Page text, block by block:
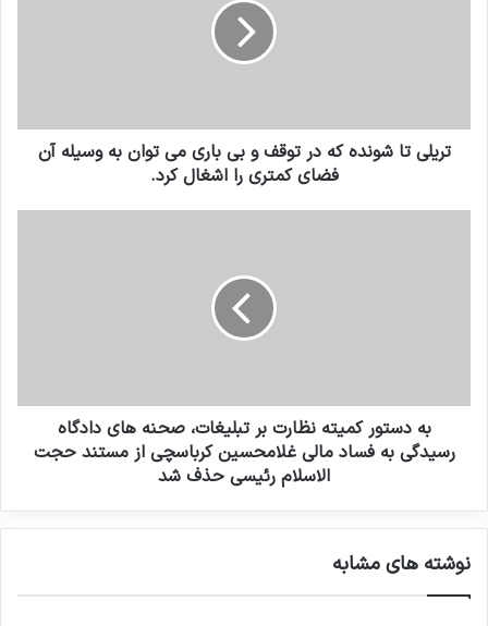
تریلی تا شونده که در توقف و بی باری می توان به وسیله آن
فضای کمتری را اشغال کرد.
به دستور کمیته نظارت بر تبلیغات، صحنه های دادگاه
رسیدگی به فساد مالی غلامحسین کرباسچی از مستند حجت
الاسلام رئیسی حذف شد
نوشته های مشابه